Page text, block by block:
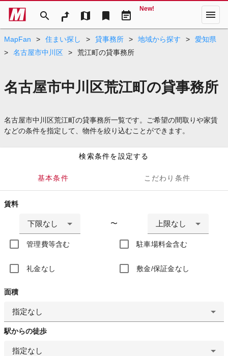
search map bookmark event_note
New! menu
MapFan > 住まい探し > 貸事務所 > 地域から探す >
愛知県
>
名古屋市中川区 > 荒江町の貸事務所
名古屋市中川区荒江町の貸事務所
名古屋市中川区荒江町の貸事務所一覧です。ご希望の間取りや家賃
などの条件を指定して、物件を絞り込むことができます。
検索条件を設定する
基本条件 こだわり条件
賃料
下限なし 〜 上限なし
管理費等含む 駐車場料金含む
礼金なし 敷金/保証金なし
面積
指定なし
駅からの徒歩
指定なし